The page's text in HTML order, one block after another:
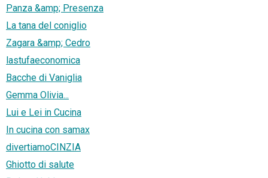
Panza &amp; Presenza
La tana del coniglio
Zagara &amp; Cedro
lastufaeconomica
Bacche di Vaniglia
Gemma Olivia...
Lui e Lei in Cucina
In cucina con samax
divertiamoCINZIA
Ghiotto di salute